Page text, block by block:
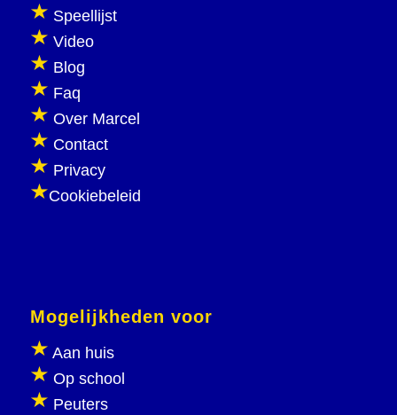
Speellijst
Video
Blog
Faq
Over Marcel
Contact
Privacy
Cookiebeleid
Mogelijkheden voor
Aan huis
Op school
Peuters